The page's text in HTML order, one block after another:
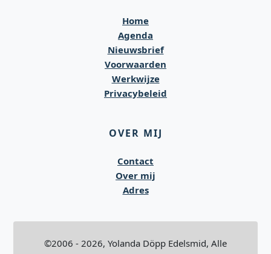
Home
Agenda
Nieuwsbrief
Voorwaarden
Werkwijze
Privacybeleid
OVER MIJ
Contact
Over mij
Adres
©2006 - 2026, Yolanda Döpp Edelsmid, Alle